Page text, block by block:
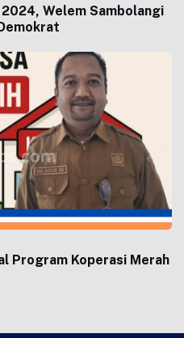
Welem Sambolangi
Program Koperasi Merah